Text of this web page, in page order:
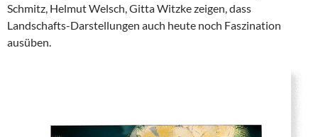
Schmitz, Helmut Welsch, Gitta Witzke zeigen, dass
Landschafts-Darstellungen auch heute noch Faszination
ausüben.